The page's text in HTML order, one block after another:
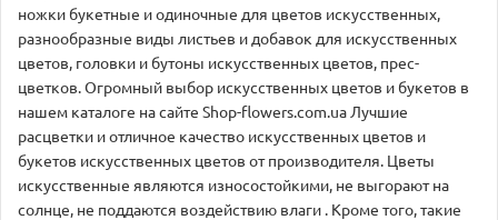
ножки букетные и одиночные для цветов искусственных,
разнообразные виды листьев и добавок для искусственных
цветов, головки и бутоны искусственных цветов, прес-
цветков. Огромный выбор искусственных цветов и букетов в
нашем каталоге на сайте Shop-flowers.com.ua Лучшие
расцветки и отличное качество искусственных цветов и
букетов искусственных цветов от производителя. Цветы
искусственные являются износостойкими, не выгорают на
солнце, не поддаются воздействию влаги . Кроме того, такие